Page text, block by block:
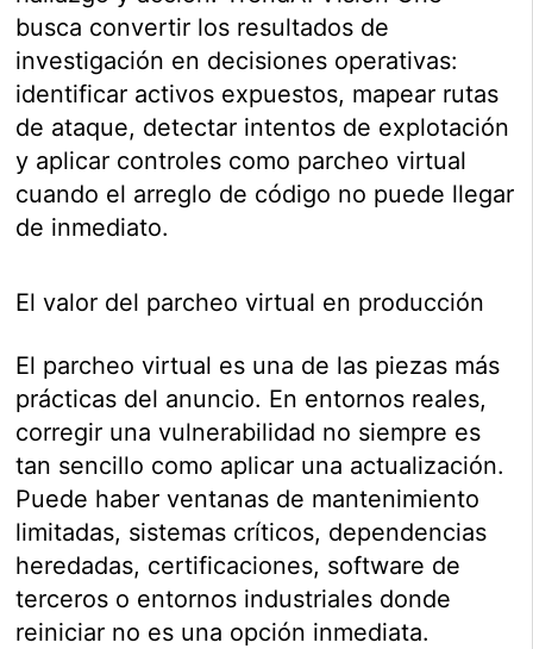
busca convertir los resultados de
investigación en decisiones operativas:
identificar activos expuestos, mapear rutas
de ataque, detectar intentos de explotación
y aplicar controles como parcheo virtual
cuando el arreglo de código no puede llegar
de inmediato.
El valor del parcheo virtual en producción
El parcheo virtual es una de las piezas más
prácticas del anuncio. En entornos reales,
corregir una vulnerabilidad no siempre es
tan sencillo como aplicar una actualización.
Puede haber ventanas de mantenimiento
limitadas, sistemas críticos, dependencias
heredadas, certificaciones, software de
terceros o entornos industriales donde
reiniciar no es una opción inmediata.